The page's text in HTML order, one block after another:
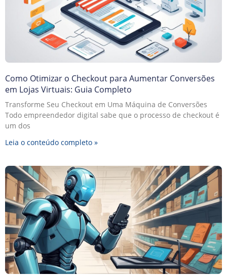
Como Otimizar o Checkout para Aumentar Conversões
em Lojas Virtuais: Guia Completo
Transforme Seu Checkout em Uma Máquina de Conversões
Todo empreendedor digital sabe que o processo de checkout é
um dos
Leia o conteúdo completo »